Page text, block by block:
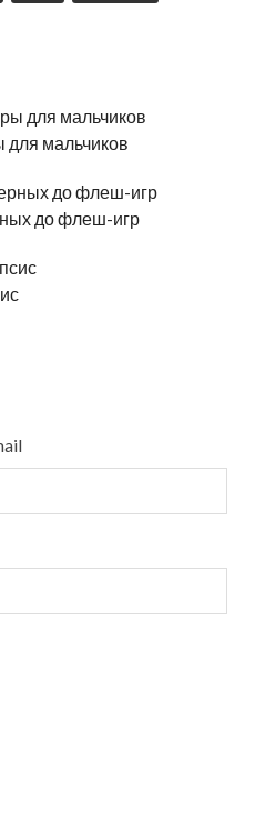
для мальчиков
до флеш-игр